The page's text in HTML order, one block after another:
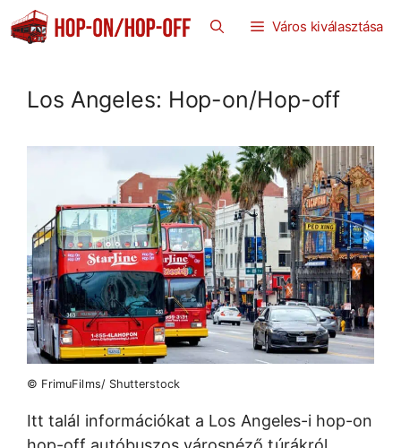
Kilépés
Város kiválasztása
Los Angeles: Hop-on/Hop-off
© FrimuFilms/ Shutterstock
Itt talál információkat a Los Angeles-i hop-on